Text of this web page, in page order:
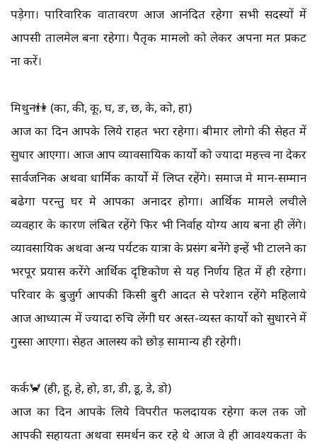
पड़ेगा। पारिवारिक वातावरण आज आनंदित रहेगा सभी सदस्यों में
आपसी तालमेल बना रहेगा। पैतृक मामलो को लेकर अपना मत प्रकट
ना करें।
मिथुन👫 (का, की, कू, घ, ङ, छ, के, को, हा)
आज का दिन आपके लिये राहत भरा रहेगा। बीमार लोगो की सेहत में
सुधार आएगा। आज आप व्यावसायिक कार्यो को ज्यादा महत्त्व ना देकर
सार्वजनिक अथवा धार्मिक कार्यो में लिप्त रहेंगे। समाज मे मान-सम्मान
बढेगा परन्तु घर मे आपका अनादर होगा। आर्थिक मामले लचीले
व्यवहार के कारण लंबित रहेंगे फिर भी निर्वाह योग्य आय बना ही लेंगे।
व्यावसायिक अथवा अन्य पर्यटक यात्रा के प्रसंग बनेंगे इन्हें भी टालने का
भरपूर प्रयास करेंगे आर्थिक दृष्टिकोण से यह निर्णय हित में ही रहेगा।
परिवार के बुजुर्ग आपकी किसी बुरी आदत से परेशान रहेंगे महिलाये
आज आध्यात्म में ज्यादा रुचि लेंगी घर अस्त-व्यस्त कार्यो को सुधारने में
गुस्सा आएगा। सेहत आलस्य को छोड़ सामान्य ही रहेगी।
कर्क🦀 (ही, हू, हे, हो, डा, डी, डू, डे, डो)
आज का दिन आपके लिये विपरीत फलदायक रहेगा कल तक जो
आपकी सहायता अथवा समर्थन कर रहे थे आज वे ही आवश्यकता के